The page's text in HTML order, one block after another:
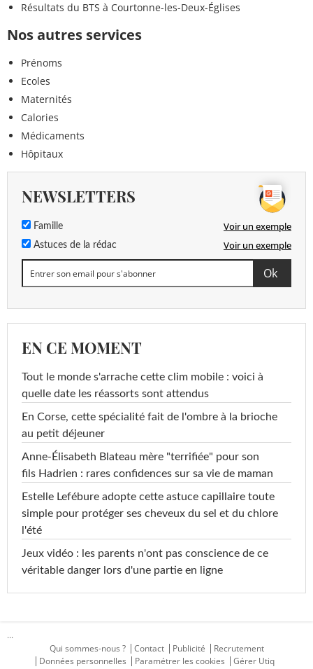
Résultats du BTS à Courtonne-les-Deux-Églises
Nos autres services
Prénoms
Ecoles
Maternités
Calories
Médicaments
Hôpitaux
NEWSLETTERS
Famille Voir un exemple
Astuces de la rédac Voir un exemple
EN CE MOMENT
Tout le monde s'arrache cette clim mobile : voici à
quelle date les réassorts sont attendus
En Corse, cette spécialité fait de l'ombre à la brioche
au petit déjeuner
Anne-Élisabeth Blateau mère "terrifiée" pour son
fils Hadrien : rares confidences sur sa vie de maman
Estelle Lefébure adopte cette astuce capillaire toute
simple pour protéger ses cheveux du sel et du chlore
l'été
Jeux vidéo : les parents n'ont pas conscience de ce
véritable danger lors d'une partie en ligne
...
Qui sommes-nous ?
Contact Publicité
Recrutement
Données personnelles
Paramétrer les cookies
Gérer Utiq